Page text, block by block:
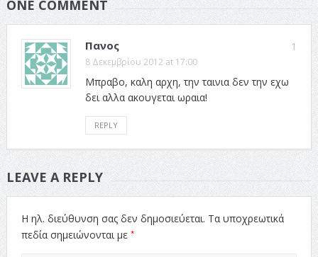
ONE COMMENT
1
Πανος
8 Δεκεμβρίου 2012 at 17:00
Μπραβο, καλη αρχη, την ταινια δεν την εχω
δει αλλα ακουγεται ωραια!
REPLY
LEAVE A REPLY
Η ηλ. διεύθυνση σας δεν δημοσιεύεται. Τα υποχρεωτικά
πεδία σημειώνονται με *